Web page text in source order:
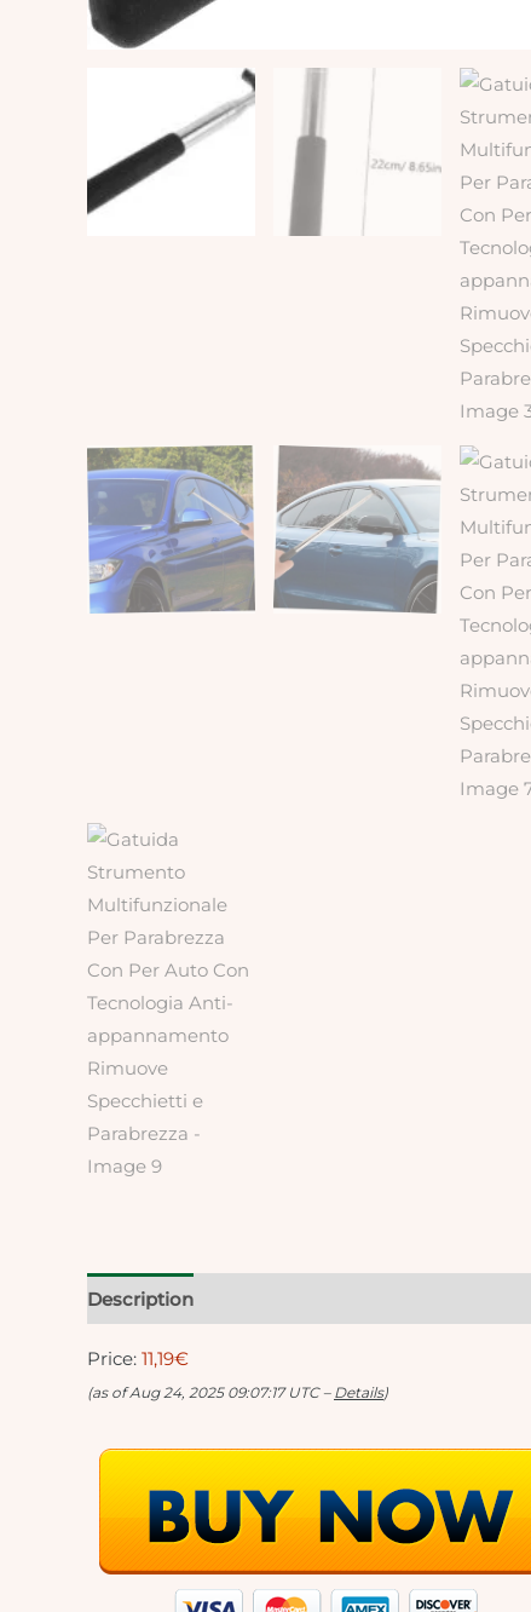
Description
Price: 11,19€
(as of Aug 24, 2025 09:07:17 UTC – Details)